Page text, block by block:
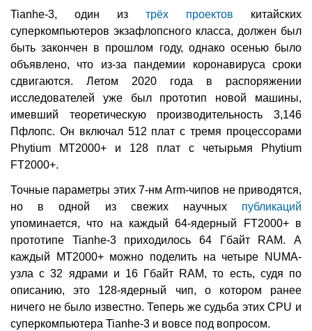
Tianhe-3, один из трёх проектов китайских
суперкомпьютеров экзафлопсного класса, должен был
быть закончен в прошлом году, однако осенью было
объявлено, что из-за пандемии коронавируса сроки
сдвигаются. Летом 2020 года в распоряжении
исследователей уже был прототип новой машины,
имевший теоретическую производительность 3,146
Пфлопс. Он включал 512 плат с тремя процессорами
Phytium MT2000+ и 128 плат с четырьмя Phytium
FT2000+.
Точные параметры этих 7-нм Arm-чипов не приводятся,
но в одной из свежих научных публикаций
упоминается, что на каждый 64-ядерный FT2000+ в
прототипе Tianhe-3 приходилось 64 Гбайт RAM. А
каждый MT2000+ можно поделить на четыре NUMA-
узла с 32 ядрами и 16 Гбайт RAM, то есть, судя по
описанию, это 128-ядерный чип, о котором ранее
ничего не было известно. Теперь же судьба этих CPU и
суперкомпьютера Tianhe-3 и вовсе под вопросом.